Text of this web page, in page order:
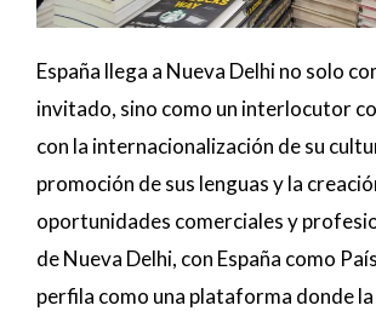
España llega a Nueva Delhi no solo
invitado, sino como un interlocutor
con la internacionalización de su
promoción de sus lenguas y la
oportunidades comerciales y
de Nueva Delhi, con España como
perfila como una plataforma donde